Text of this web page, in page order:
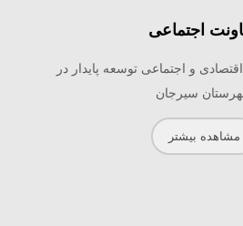
اجتماعی
اقتصادی و اجتماعی توسعه پایدار در
سیرجان
مشاهده بیشتر